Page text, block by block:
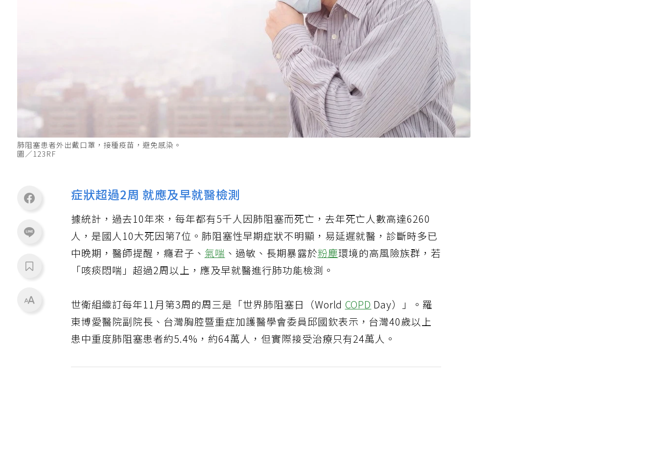
肺阻塞患者外出戴口罩，接種疫苗，避免感染。
圖／123RF
症狀超過2周 就應及早就醫檢測
據統計，過去10年來，每年都有5千人因肺阻塞而死亡，去年死亡人數高達6260
人，是國人10大死因第7位。肺阻塞性早期症狀不明顯，易延遲就醫，診斷時多已
中晚期，醫師提醒，癮君子、氣喘 、過敏、長期暴露於粉塵環境的高風險族群，若
「咳痰悶喘」超過2周以上，應及早就醫進行肺功能檢測。
世衛組織訂每年11月第3周的周三是「世界肺阻塞日（WorldCOPDDay）」。羅
東博愛醫院副院長、台灣胸腔暨重症加護醫學會委員邱國欽表示，台灣40歲以上
患中重度肺阻塞患者約5.4%，約64萬人，但實際接受治療只有24萬人。